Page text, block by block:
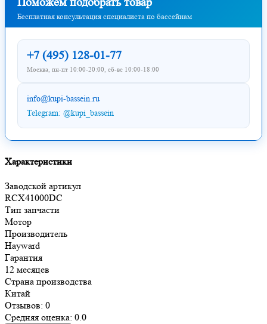
Бесплатная консультация специалиста по бассейнам
+7 (495) 128-01-77
Москва, пн-пт 10:00-20:00, сб-вс 10:00-18:00
info@kupi-bassein.ru
Telegram: @kupi_bassein
Характеристики
Заводской артикул
RCX41000DC
Тип запчасти
Мотор
Производитель
Hayward
Гарантия
12 месяцев
Страна производства
Китай
Отзывов: 0
Средняя оценка: 0.0